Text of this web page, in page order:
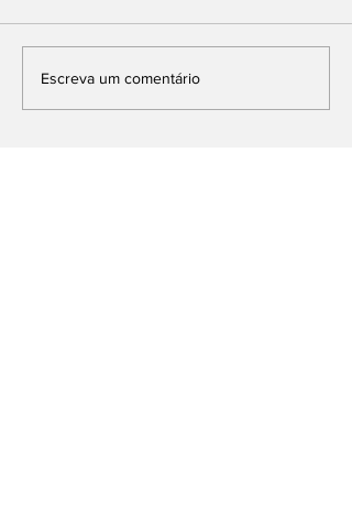
Stefanos Tsitsipas
Escreva um comentário